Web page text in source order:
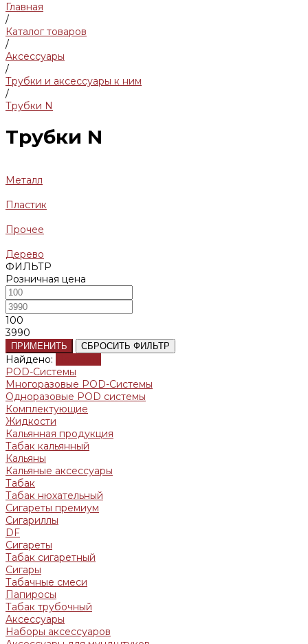
Главная
/
Каталог товаров
/
Аксессуары
/
Трубки и аксессуары к ним
/
Трубки N
Трубки N
Металл
Пластик
Прочее
Дерево
ФИЛЬТР
Розничная цена
100
3990
ПРИМЕНИТЬ СБРОСИТЬ ФИЛЬТР
Найдено:
POD-Системы
Многоразовые POD-Системы
Одноразовые POD системы
Комплектующие
Жидкости
Кальянная продукция
Табак кальянный
Кальяны
Кальяные аксессуары
Табак
Табак нюхательный
Сигареты премиум
Сигариллы
DF
Сигареты
Табак сигаретный
Сигары
Табачные смеси
Папиросы
Табак трубочный
Аксессуары
Наборы аксессуаров